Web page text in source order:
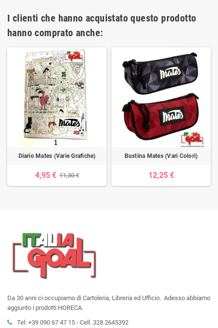
I clienti che hanno acquistato questo prodotto
hanno comprato anche:
Diario Mates (Varie Grafiche)
4,95 € 11,30 €
Bustina Mates (Vari Colori)
12,25 €
Da 30 anni ci occupiamo di Cartoleria, Libreria ed Ufficio. Adesso abbiamo
aggiunto i prodotti HORECA.
Tel: +39 090 67 47 15 - Cell. 328 2645392